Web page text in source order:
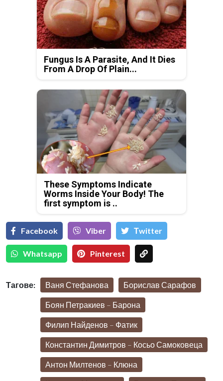
Fungus Is A Parasite, And It Dies
From A Drop Of Plain...
These Symptoms Indicate
Worms Inside Your Body! The
first symptom is ..
Facebook Viber Тwitter
Whatsapp Pinterest
Тагове: Ваня Стефанова Борислав Сарафов
Боян Петракиев – Барона
Филип Найденов – Фатик
Константин Димитров – Косьо Самоковеца
Антон Милтенов – Клюна